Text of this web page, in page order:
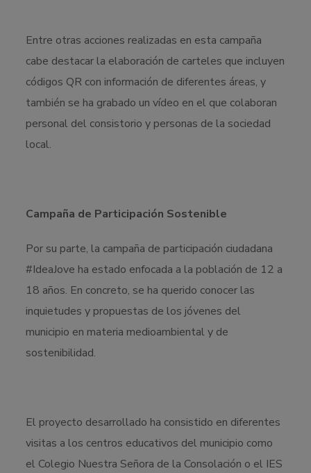
Entre otras acciones realizadas en esta campaña
cabe destacar la elaboración de carteles que incluyen
códigos QR con información de diferentes áreas, y
también se ha grabado un vídeo en el que colaboran
personal del consistorio y personas de la sociedad
local.
Campaña de Participación Sostenible
Por su parte, la campaña de participación ciudadana
#IdeaJove ha estado enfocada a la población de 12 a
18 años. En concreto, se ha querido conocer las
inquietudes y propuestas de los jóvenes del
municipio en materia medioambiental y de
sostenibilidad.
El proyecto desarrollado ha consistido en diferentes
visitas a los centros educativos del municipio como
el Colegio Nuestra Señora de la Consolación o el IES